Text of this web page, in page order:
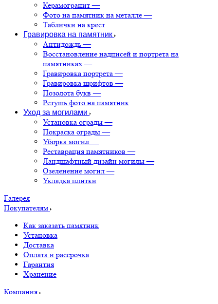
Керамогранит —
Фото на памятник на металле —
Таблички на крест
Гравировка на памятник
Антидождь —
Восстановление надписей и портрета на
памятниках —
Гравировка портрета —
Гравировка шрифтов —
Позолота букв —
Ретушь фото на памятник
Уход за могилами
Установка ограды —
Покраска ограды —
Уборка могил —
Реставрация памятников —
Ландшафтный дизайн могилы —
Озеленение могил —
Укладка плитки
Галерея
Покупателям
Как заказать памятник
Установка
Доставка
Оплата и рассрочка
Гарантия
Хранение
Компания